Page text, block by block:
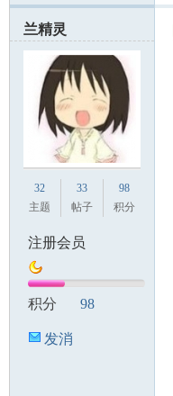
州
兰精灵
32
主题
33
帖子
98
积分
注册会员
积分 98
发消